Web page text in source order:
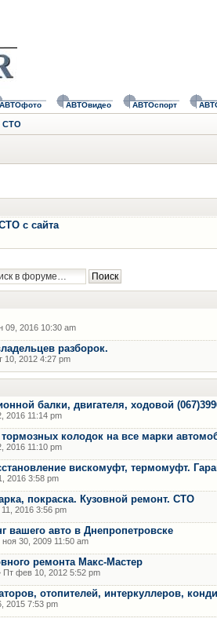
АВТОфото АВТОвидео АВТОспорт
СТО
с сайта
09, 2016 10:30 am
разборок.
10, 2012 4:27 pm
балки, двигателя, ходовой
2016 11:14 pm
тормозных колодок на все марки
2016 11:10 pm
вискомуфт, термомуфт.
2016 3:58 pm
покраска. Кузовной ремонт. СТО
2016 3:56 pm
вашего авто в Днепропетровске
30, 2009 11:50 am
ремонта Макс-Мастер
Пт фев 10, 2012 5:52 pm
отопителей, интеркуллеров,
2015 7:53 pm